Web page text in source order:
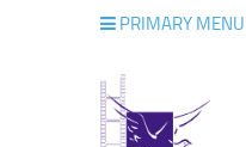
PRIMARY MENU